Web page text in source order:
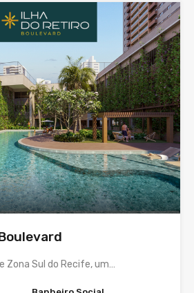
Zona Sul do Recife, um…